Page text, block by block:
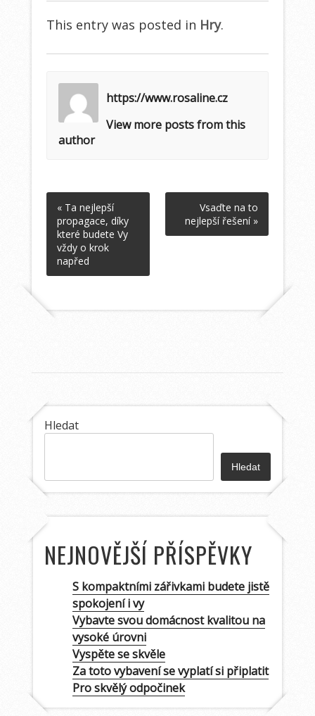
This entry was posted in Hry.
https://www.rosaline.cz
View more posts from this
author
« Ta nejlepší
propagace, díky
které budete Vy
vždy o krok
napřed
Vsaďte na to
nejlepší řešení »
Hledat
Hledat
NEJNOVĚJŠÍ PŘÍSPĚVKY
S kompaktními zářivkami budete jistě
spokojení i vy
Vybavte svou domácnost kvalitou na
vysoké úrovni
Vyspěte se skvěle
Za toto vybavení se vyplatí si připlatit
Pro skvělý odpočinek